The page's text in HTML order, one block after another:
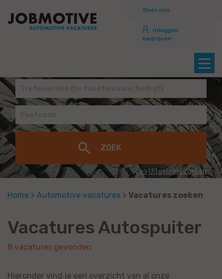
Over ons
Inloggen
bedrijven
>> Uitgebreid zoeken
Home > Automotive vacatures > Vacatures zoeken
Vacatures Autospuiter
8 vacatures gevonden
Hieronder vind je een overzicht van al onze